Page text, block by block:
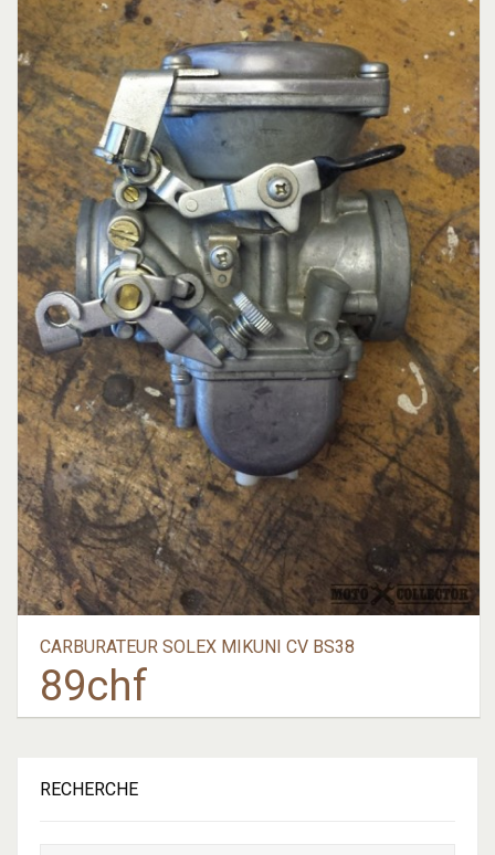
CARBURATEUR SOLEX MIKUNI CV BS38
89chf
RECHERCHE